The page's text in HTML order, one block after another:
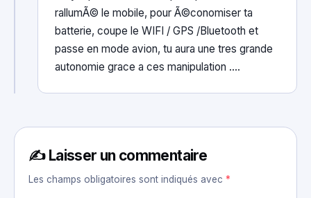
rallumÃ© le mobile, pour Ã©conomiser ta
batterie, coupe le WIFI / GPS /Bluetooth et
passe en mode avion, tu aura une tres grande
autonomie grace a ces manipulation ….
✍️ Laisser un commentaire
Les champs obligatoires sont indiqués avec *